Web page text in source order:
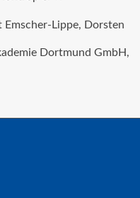
Lippe, Dorsten
Dortmund GmbH,